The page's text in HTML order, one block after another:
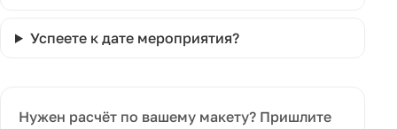
Успеете к дате мероприятия?
Нужен расчёт по вашему макету? Пришлите